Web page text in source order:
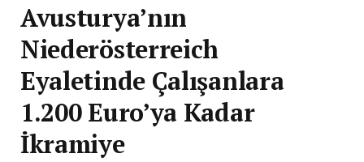
Avusturya’nın
Niederösterreich
Eyaletinde Çalışanlara
1.200 Euro’ya Kadar
İkramiye